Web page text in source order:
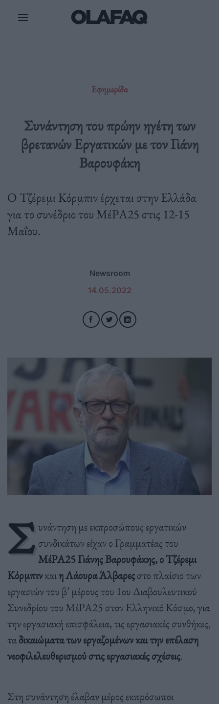
Εφημερίδα
Συνάντηση του πρώην ηγέτη των
βρετανών Εργατικών με τον Γιάνη
Βαρουφάκη
Ο Τζέρεμι Κόρμπιν έρχεται στην Ελλάδα
για το συνέδριο του ΜέΡΑ25 στις 12-15
Μαΐου.
Newsroom
14.05.2022
Σ υνάντηση με εκπροσώπους εργατικών
συνδικάτων είχαν ο Γραμματέας του
ΜέΡΑ25Γιάνης Βαρουφάκης, ο Τζέρεμι
Κόρμπινκαιη Λάουρα Άλβαρεςστο πλαίσιο των
εργασιών του β’ μέρους του 1ου Διαβουλευτικού
Συνεδρίου του ΜέΡΑ25 στον Ελληνικό Κόσμο, για
την εργασιακή επισφάλεια, τις εργασιακές συνθήκες,
ταδικαιώματα των εργαζομένων και την επέλαση
νεοφιλελευθερισμού στις εργασιακές σχέσεις.
Στη συνάντηση έλαβαν μέρος εκπρόσωποι